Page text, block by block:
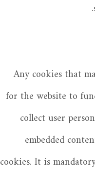
Any cookies that
for the website to
collect user
embedded
cookies. It is